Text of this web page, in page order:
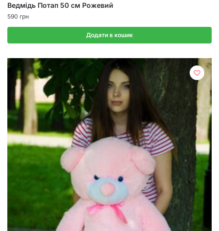
Ведмідь Потап 50 см Рожевий
590 грн
Додати в кошик